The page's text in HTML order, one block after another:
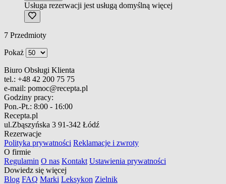
Usługa rezerwacji jest usługą domyślną więcej
7 Przedmioty
Pokaż
Biuro Obsługi Klienta
tel.: +48 42 200 75 75
e-mail: pomoc@recepta.pl
Godziny pracy:
Pon.-Pt.: 8:00 - 16:00
Recepta.pl
ul.Zbąszyńska 3 91-342 Łódź
Rezerwacje
Polityka prywatności Reklamacje i zwroty
O firmie
Regulamin O nas Kontakt Ustawienia prywatności
Dowiedz się więcej
Blog FAQ Marki Leksykon Zielnik